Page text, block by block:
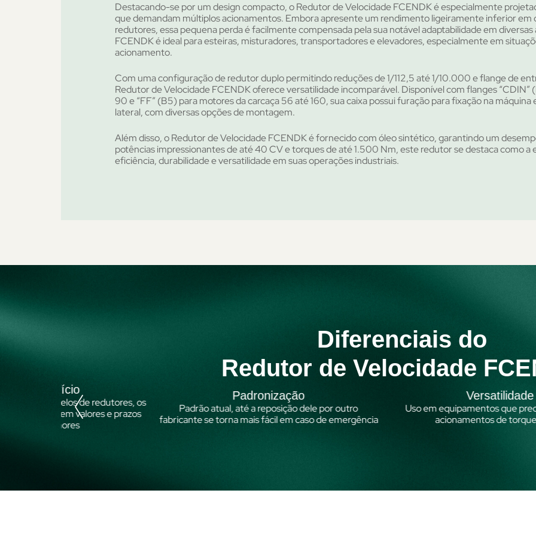
Destacando-se por um design compacto, o Redutor de Velocidade FCENDK é especialmente
que demandam múltiplos acionamentos. Embora apresente um rendimento ligeiramente inferior em
redutores, essa pequena perda é facilmente compensada pela sua notável adaptabilidade em
FCENDK é ideal para esteiras, misturadores, transportadores e elevadores, especialmente em
acionamento.
Com uma configuração de redutor duplo permitindo reduções de 1/112,5 até 1/10.000 e flange de
Redutor de Velocidade FCENDK oferece versatilidade incomparável. Disponível com flanges “CDIN”
90 e “FF” (B5) para motores da carcaça 56 até 160, sua caixa possui furação para fixação na
lateral, com diversas opções de montagem.
Além disso, o Redutor de Velocidade FCENDK é fornecido com óleo sintético, garantindo um
potências impressionantes de até 40 CV e torques de até 1.500 Nm, este redutor se destaca como a
eficiência, durabilidade e versatilidade em suas operações industriais.
Diferenciais do
Redutor de Velocidade
Padrão atual, até a reposição dele por outro
fabricante se torna mais fácil em caso de emergência
Uso em equipamentos que precisam de vários
acionamentos de torque médio